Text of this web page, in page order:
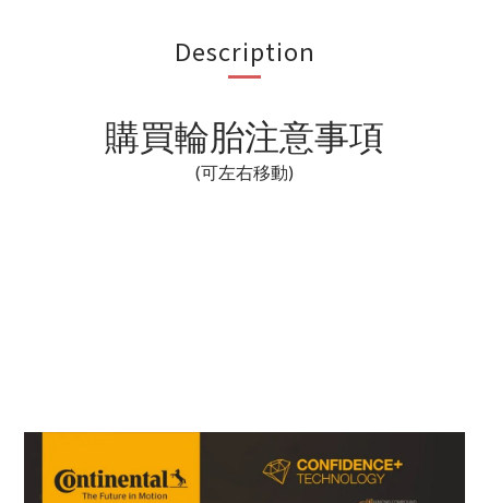
Description
購買輪胎注意事項
(可左右移動)